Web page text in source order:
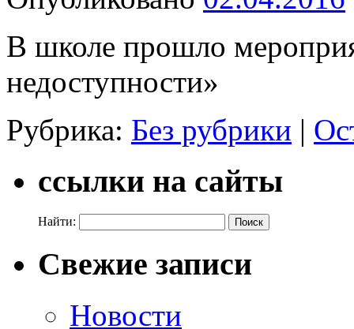
В школе прошло
недоступности»
Рубрика: Без рубрики |
ссылки на сайты
Найти:
Свежие записи
Новости